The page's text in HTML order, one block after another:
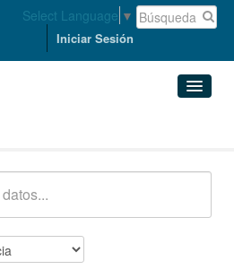
Select Language ▼
Iniciar Sesión